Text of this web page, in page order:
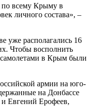
по всему Крыму в
личного состава», –
уже располагались 16
Чтобы восполнить
самолетами в Крым были
армии на юго-
на Донбассе
Евгений Ерофеев,